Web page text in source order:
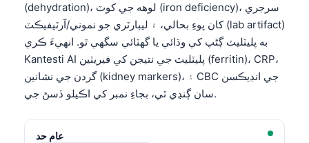
(dehydration)، لوهه جي کوٽ (iron deficiency)، سرجري
کان پوءِ بحالي، ۽ ليبارٽري جو نموني/آرٽيفيڪٽ (lab artifact)
به پليٽليٽ ڳڻپ کي وڌائي يا گهٽائي سگهي ٿو. انهيءَ ڪري
Kantesti AI پليٽليٽ جي نتيجن کي فيريٽين (ferritin)، CRP،
گردن جي نشانين (kidney markers)، ۽ CBC جي انڊيڪسن
سان ڳنڍي ٿي، بجاءِ نمبر کي اڪيلو ڏسڻ جي.
عام حد